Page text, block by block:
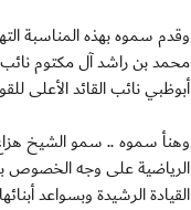
وقدم سموه بهذه المناسبة
محمد بن راشد آل مكتوم
أبوظبي نائب القائد الأعلى
وهنأ سموه .. سمو الشيخ
الرياضية على وجه الخصوص
القيادة الرشيدة وبسواعد